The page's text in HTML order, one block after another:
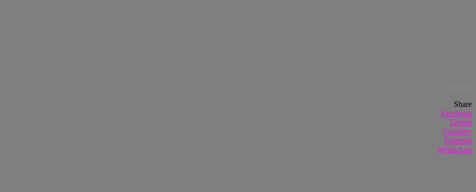
Share
Facebook
Twitter
Google+
Pinterest
WhatsApp